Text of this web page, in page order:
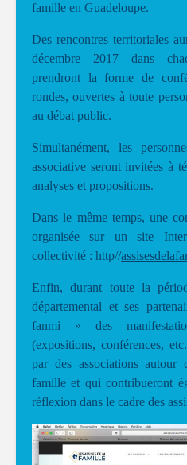
famille en Guadeloupe.
Des rencontres territoriales
décembre 2017 dans
prendront la forme de
rondes, ouvertes à toute
au débat public.
Simultanément, les
associative seront invitées à
analyses et propositions.
Dans le même temps, une
organisée sur un site
collectivité : http//
Enfin, durant toute la
départemental et ses
fanmi » des
(expositions, conférences,
par des associations autour
famille et qui contribueront
réflexion dans le cadre des